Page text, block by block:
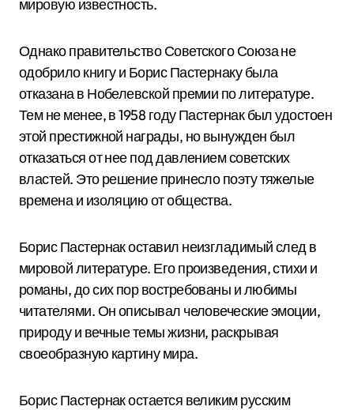
мировую известность.
Однако правительство Советского Союза не
одобрило книгу и Борис Пастернаку была
отказана в Нобелевской премии по литературе.
Тем не менее, в 1958 году Пастернак был удостоен
этой престижной награды, но вынужден был
отказаться от нее под давлением советских
властей. Это решение принесло поэту тяжелые
времена и изоляцию от общества.
Борис Пастернак оставил неизгладимый след в
мировой литературе. Его произведения, стихи и
романы, до сих пор востребованы и любимы
читателями. Он описывал человеческие эмоции,
природу и вечные темы жизни, раскрывая
своеобразную картину мира.
Борис Пастернак остается великим русским